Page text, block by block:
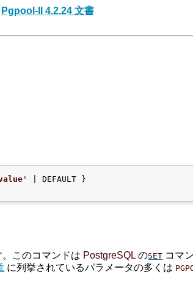
Pgpool-II 4.2.24 文書
' | DEFAULT }
このコマンドは PostgreSQL のSET コマ
に列挙されているパラメータの多くは